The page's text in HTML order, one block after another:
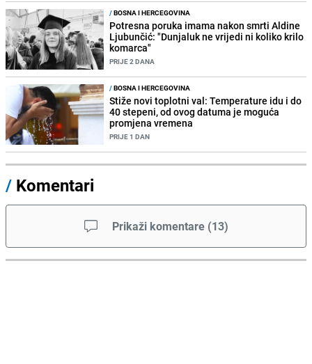
/BOSNA I HERCEGOVINA
Potresna poruka imama nakon smrti Aldine
Ljubunčić: "Dunjaluk ne vrijedi ni koliko krilo
komarca"
PRIJE 2 DANA
/BOSNA I HERCEGOVINA
Stiže novi toplotni val: Temperature idu i do
40 stepeni, od ovog datuma je moguća
promjena vremena
PRIJE 1 DAN
/ Komentari
Prikaži komentare (13)